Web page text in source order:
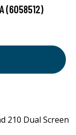
(6058512)